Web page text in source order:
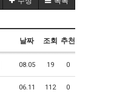
날짜 조회 추천
08.05 19 0
06.11 112 0